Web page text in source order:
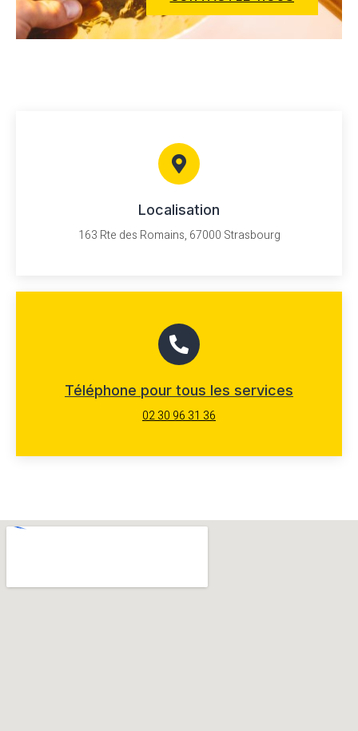
Localisation
163 Rte des Romains, 67000 Strasbourg
Téléphone pour tous les services
02 30 96 31 36